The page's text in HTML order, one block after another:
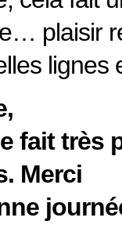
plaisir
lignes
fait très
Merci